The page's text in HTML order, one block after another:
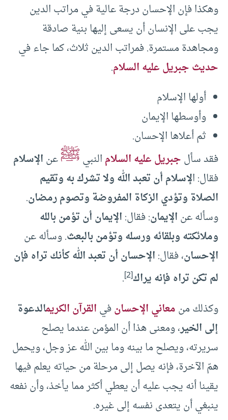
وهكذا فإن الإحسان درجة عالية في مراتب الدين
يجب على الإنسان أن يسعى إليها بنية صادقة
ومجاهدة مستمرة. فمراتب الدين ثلاث، كما جاء في
حديث جبريل عليه السلام.
أولها الإسلام
وأوسطها الإيمان
ثم أعلاها الإحسان.
فقد سألجبريل عليه السلامالنبيﷺعنالإسلام
فقال: الإسلام أن تعبد الله ولا تشرك به وتقيم
الصلاة وتؤدي الزكاة المفروضة وتصوم رمضان.
وسأله عنالإيمان: فقال:الإيمان أن تؤمن بالله
وملائكته وبلقائه ورسله وتؤمن بالبعث. وسأله عن
الإحسان، فقال:الإحسان أن تعبد الله كأنك تراه فإن
لم تكن تراه فإنه يراك[2]
.
وكذلك منمعانيالإحسانفيالقرآن الكريمالدعوة
إلى الخير، ومعنى هذا أن المؤمن عندما يصلح
سريرته، ويصلح ما بينه وما بين الله عز وجل، ويحمل
همّ الآخرة، فإنه يصل إلى مرحلة من حياته يعلم فيها
يقينا أنه يجب عليه أن يعطي أكثر مما يأخذ، وأن نفعه
ينبغي أن يتعدى نفسه إلى غيره.